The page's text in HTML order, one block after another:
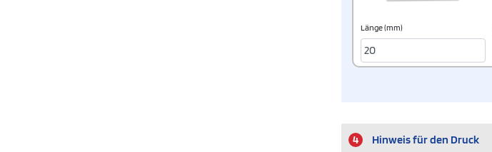
Länge (mm)
4 Hinweis für den Druck